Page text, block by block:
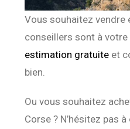
Vous souhaitez vendre
conseillers sont à
estimation gratuiteet
bien.
Ou vous souhaitez
Corse ? N’hésitez pas